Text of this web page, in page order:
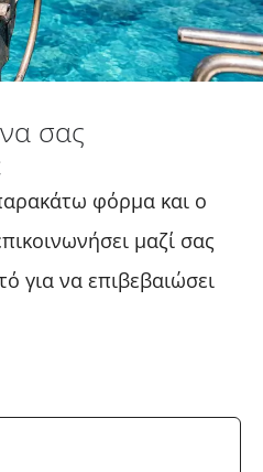
σας
φόρμα και ο
μαζί σας
για να επιβεβαιώσει